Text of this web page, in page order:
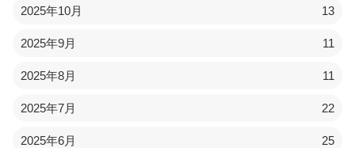
2025年10月 13
2025年9月 11
2025年8月 11
2025年7月 22
2025年6月 25